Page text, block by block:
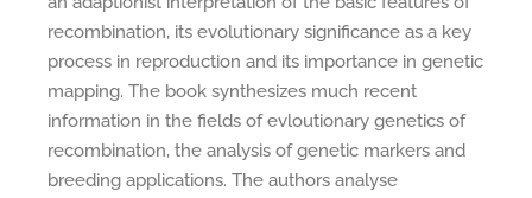
recombination, its evolutionary significance as a key
process in reproduction and its importance in genetic
mapping. The book synthesizes much recent
information in the fields of evloutionary genetics of
recombination, the analysis of genetic markers and
breeding applications. The authors analyse